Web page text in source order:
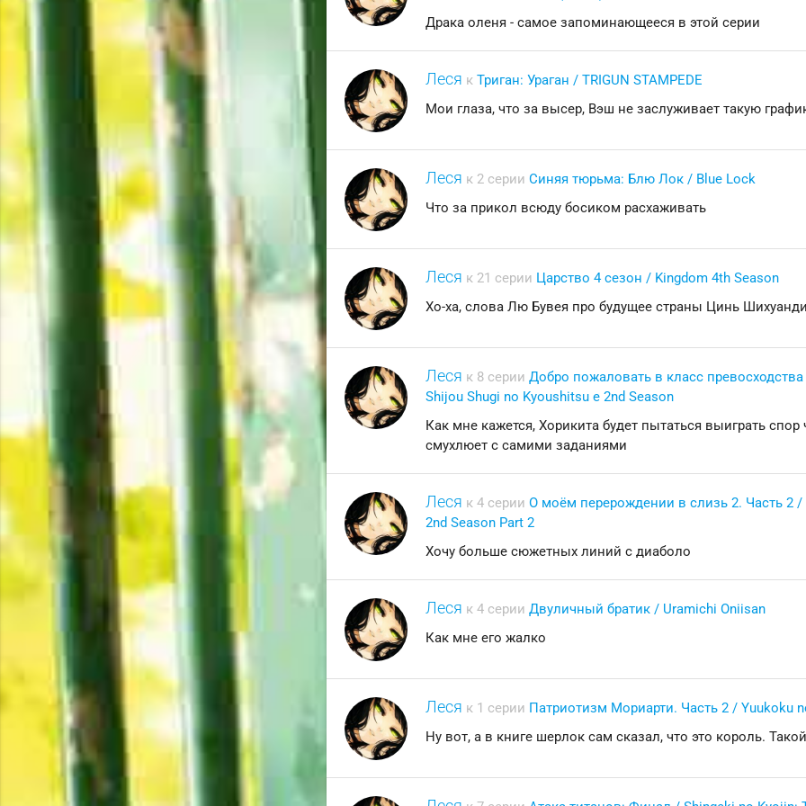
Драка оленя - самое запоминающееся в этой серии
Леся к Триган: Ураган / TRIGUN STAMPEDE
Мои глаза, что за высер, Вэш не заслуживает такую
Леся к 2 серии Синяя тюрьма: Блю Лок / Blue Lock
Что за прикол всюду босиком расхаживать
Леся к 21 серии Царство 4 сезон / Kingdom 4th Season
Хо-ха, слова Лю Бувея про будущее страны Цинь
Леся к 8 серии Добро пожаловать в класс
Shijou Shugi no Kyoushitsu e 2nd Season
Как мне кажется, Хорикита будет пытаться выиграть
смухлюет с самими заданиями
Леся к 4 серии О моём перерождении в слизь 2. Часть 2 /
2nd Season Part 2
Хочу больше сюжетных линий с диаболо
Леся к 4 серии Двуличный братик / Uramichi Oniisan
Как мне его жалко
Леся к 1 серии Патриотизм Мориарти. Часть 2 / Yuukoku
Ну вот, а в книге шерлок сам сказал, что это король.